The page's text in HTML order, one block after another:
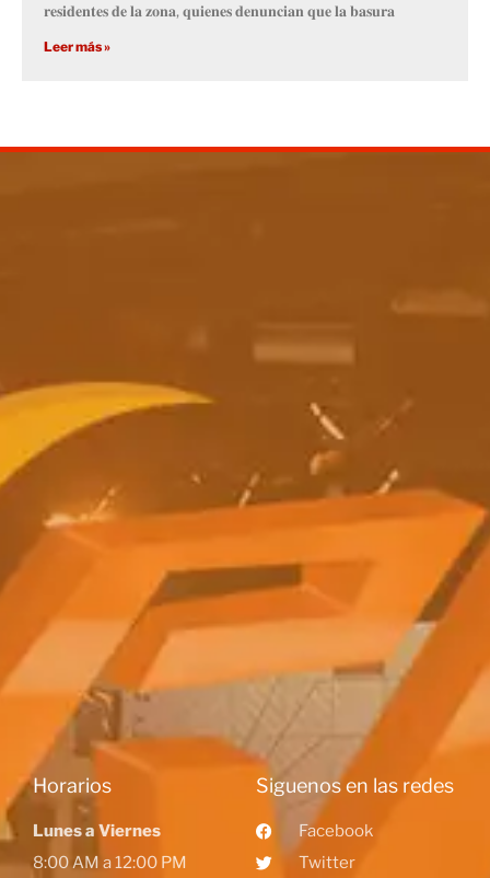
𝐫𝐞𝐬𝐢𝐝𝐞𝐧𝐭𝐞𝐬 𝐝𝐞 𝐥𝐚 𝐳𝐨𝐧𝐚, 𝐪𝐮𝐢𝐞𝐧𝐞𝐬 𝐝𝐞𝐧𝐮𝐧𝐜𝐢𝐚𝐧 𝐪𝐮𝐞 𝐥𝐚 𝐛𝐚𝐬𝐮𝐫𝐚
Leer más »
Horarios
Lunes a Viernes
8:00 AM a 12:00 PM
Siguenos en las redes
Facebook
Twitter